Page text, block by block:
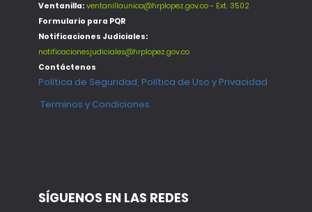
Ventanilla: ventanillaunica@hrplopez.gov.co - Ext. 3502
Formulario para PQR
Notificaciones Judiciales:
notificacionesjudiciales@hrplopez.gov.co
Contáctenos
Política de Seguridad, Política de Uso y Privacidad
Terminos y Condiciones
SÍGUENOS EN LAS REDES